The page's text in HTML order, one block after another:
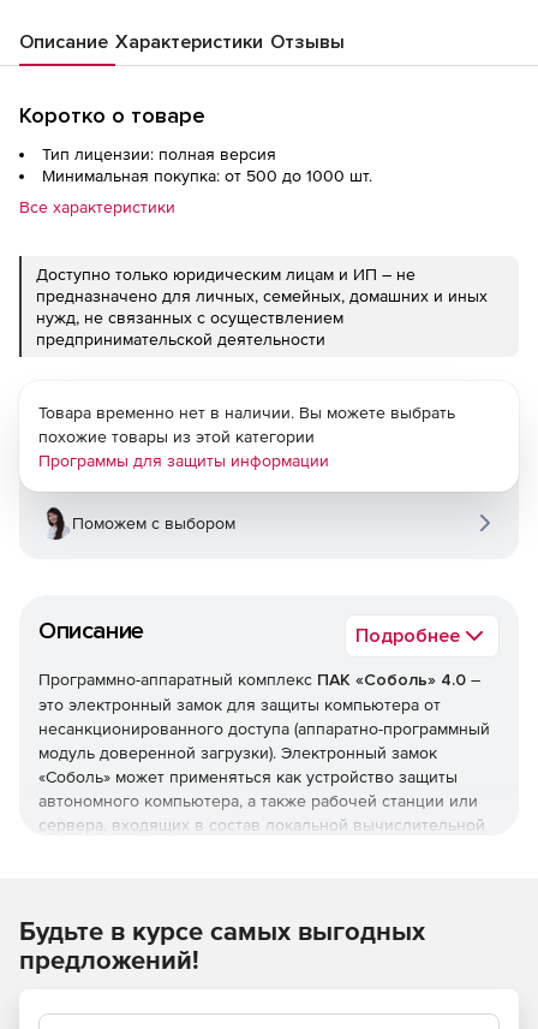
Описание Характеристики Отзывы
Коротко о товаре
Тип лицензии: полная версия
Минимальная покупка: от 500 до 1000 шт.
Все характеристики
Доступно только юридическим лицам и ИП – не
предназначено для личных, семейных, домашних и иных
нужд, не связанных с осуществлением
предпринимательской деятельности
Описание Подробнее
Программно-аппаратный комплекс ПАК «Соболь» 4.0 –
это электронный замок для защиты компьютера от
несанкционированного доступа (аппаратно-программный
модуль доверенной загрузки). Электронный замок
«Соболь» может применяться как устройство защиты
автономного компьютера, а также рабочей станции или
сервера, входящих в состав локальной вычислительной
ноутбуков, ультрабуков, а также серверов и ряда
специализированных устройств (криптографических
ПАК «Соболь» поддерживает работу с ОС Windows 8 и
Товара временно нет в наличии. Вы можете выбрать
похожие товары из этой категории
Программы для защиты информации
Поможем с выбором
Будьте в курсе самых выгодных
предложений!